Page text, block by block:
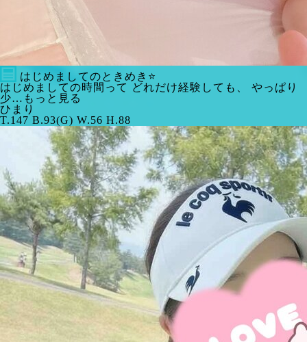
はじめましてのときめき⭐️
はじめましての時間って どれだけ経験しても、 やっぱり
少…もっと見る
ひまり
T.147 B.93(G) W.56 H.88